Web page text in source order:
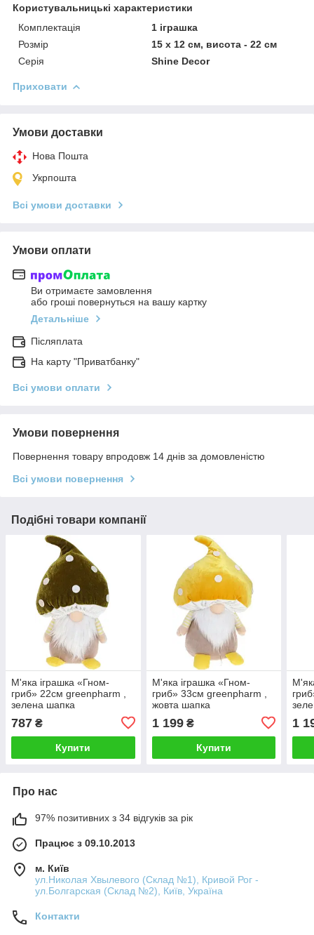
Користувальницькі характеристики
Комплектація
1 іграшка
Розмір
15 х 12 см, висота - 22 см
Серія
Shine Decor
Приховати
Умови доставки
Нова Пошта
Укрпошта
Всі умови доставки
Умови оплати
Ви отримаєте замовлення
або гроші повернуться на вашу картку
Детальніше
Післяплата
На карту "Приватбанку"
Всі умови оплати
Умови повернення
Повернення товару впродовж 14 днів за домовленістю
Всі умови повернення
Подібні товари компанії
М'яка іграшка «Гном-
гриб» 22см greenpharm ,
зелена шапка
787 ₴
Купити
М'яка іграшка «Гном-
гриб» 33см greenpharm ,
жовта шапка
1 199₴
Купити
1
Про нас
97% позитивних з 34 відгуків за рік
Працює з 09.10.2013
м. Київ
ул.Николая Хвылевого (Склад №1), Кривой Рог -
ул.Болгарская (Склад №2), Київ, Україна
Контакти